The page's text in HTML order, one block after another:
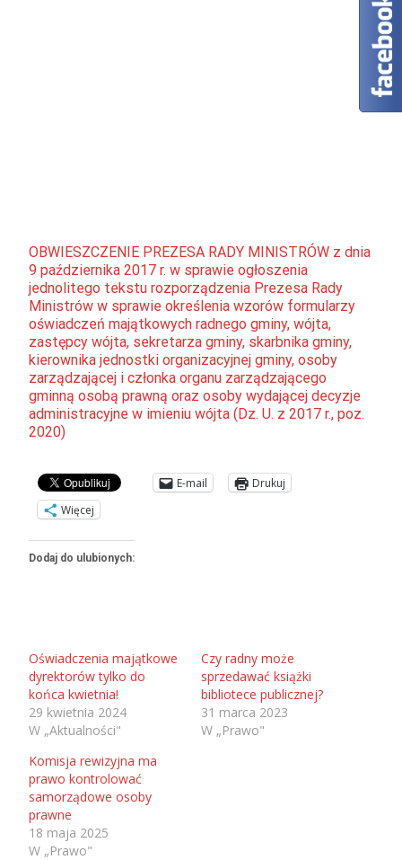
OBWIESZCZENIE PREZESA RADY MINISTRÓW z dnia
9 października 2017 r. w sprawie ogłoszenia
jednolitego tekstu rozporządzenia Prezesa Rady
Ministrów w sprawie określenia wzorów formularzy
oświadczeń majątkowych radnego gminy, wójta,
zastępcy wójta, sekretarza gminy, skarbnika gminy,
kierownika jednostki organizacyjnej gminy, osoby
zarządzającej i członka organu zarządzającego
gminną osobą prawną oraz osoby wydającej decyzje
administracyjne w imieniu wójta (Dz. U. z 2017 r., poz.
2020)
E-mail
Drukuj
Więcej
Dodaj do ulubionych:
Oświadczenia majątkowe
dyrektorów tylko do
końca kwietnia!
29 kwietnia 2024
W „Aktualności"
Czy radny może
sprzedawać książki
bibliotece publicznej?
31 marca 2023
W „Prawo"
Komisja rewizyjna ma
prawo kontrolować
samorządowe osoby
prawne
18 maja 2025
W „Prawo"